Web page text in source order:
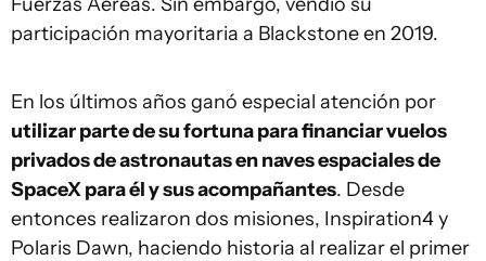
participación mayoritaria a Blackstone en 2019.
En los últimos años ganó especial atención por
utilizar parte de su fortuna para financiar vuelos
privados de astronautas en naves espaciales de
SpaceX para él y sus acompañantes. Desde
entonces realizaron dos misiones, Inspiration4 y
Polaris Dawn, haciendo historia al realizar el primer